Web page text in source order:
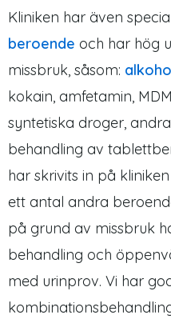
Kliniken har även
beroende och har hög
missbruk, såsom:
kokain, amfetamin,
syntetiska droger,
behandling av
har skrivits in på
ett antal andra
på grund av missbruk
behandling och
med urinprov. Vi har